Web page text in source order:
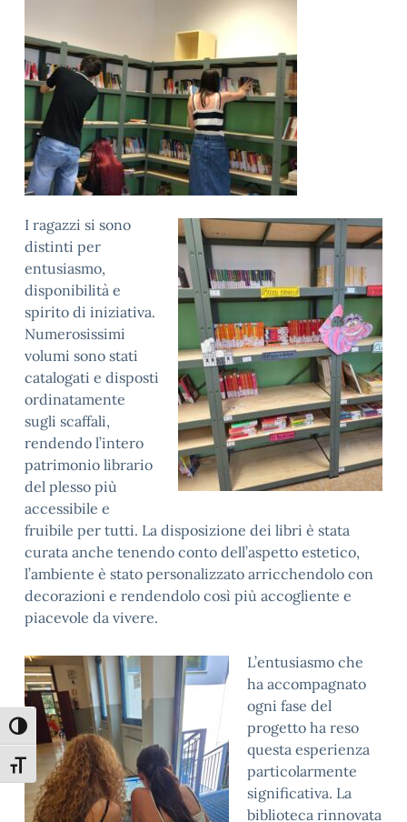
Attiva/disattiva alto contrasto
Attiva/disattiva dimensione testo
I ragazzi si sono
distinti per
entusiasmo,
disponibilità e
spirito di iniziativa.
Numerosissimi
volumi sono stati
catalogati e disposti
ordinatamente
sugli scaffali,
rendendo l’intero
patrimonio librario
del plesso più
accessibile e
fruibile per tutti. La disposizione dei libri è stata
curata anche tenendo conto dell’aspetto estetico,
l’ambiente è stato personalizzato arricchendolo con
decorazioni e rendendolo così più accogliente e
piacevole da vivere.
L’entusiasmo che
ha accompagnato
ogni fase del
progetto ha reso
questa esperienza
particolarmente
significativa. La
biblioteca rinnovata